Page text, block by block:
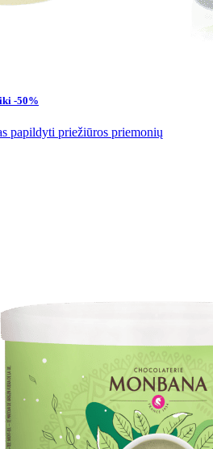
-50%
papildyti priežiūros priemonių